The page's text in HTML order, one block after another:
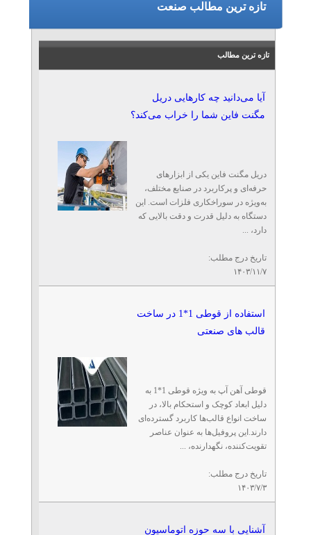
تازه ترین مطالب صنعت
تازه ترین مطالب
آیا می‌دانید چه کارهایی دریل
مگنت فاین شما را خراب می‌کند؟
دریل مگنت فاین یکی از ابزارهای
حرفه‌ای و پرکاربرد در صنایع مختلف،
به‌ویژه در سوراخکاری فلزات است. این
دستگاه به دلیل قدرت و دقت بالایی که
دارد، ...
تاریخ درج مطلب:
۱۴۰۳/۱۱/۷
استفاده از قوطی 1*1 در ساخت
قالب های صنعتی
قوطی آهن آپ به ویژه قوطی 1*1 به
دلیل ابعاد کوچک و استحکام بالا، در
ساخت انواع قالب‌ها کاربرد گسترده‌ای
دارند.این پروفیل‌ها به عنوان عناصر
تقویت‌کننده، نگهدارنده، ...
تاریخ درج مطلب:
۱۴۰۳/۷/۳
آشنایی با سه حوزه اتوماسیون